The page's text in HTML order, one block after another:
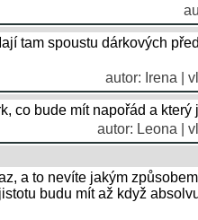
tam spoustu dárkových
autor: Irena |
co bude mít napořád a
autor: Leona |
a to nevíte jakým
budu mít až když